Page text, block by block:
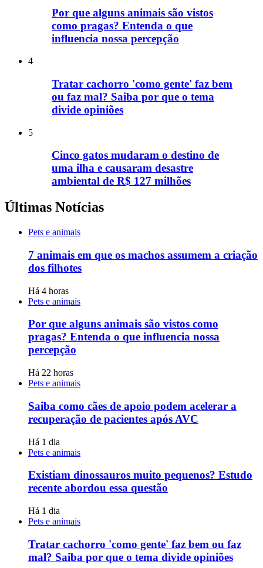
Por que alguns animais são vistos
como pragas? Entenda o que
influencia nossa percepção
4
Tratar cachorro 'como gente' faz bem
ou faz mal? Saiba por que o tema
divide opiniões
5
Cinco gatos mudaram o destino de
uma ilha e causaram desastre
ambiental de R$ 127 milhões
Últimas Notícias
Pets e animais
7 animais em que os machos assumem a criação
dos filhotes
Há 4 horas
Pets e animais
Por que alguns animais são vistos como
pragas? Entenda o que influencia nossa
percepção
Há 22 horas
Pets e animais
Saiba como cães de apoio podem acelerar a
recuperação de pacientes após AVC
Há 1 dia
Pets e animais
Existiam dinossauros muito pequenos? Estudo
recente abordou essa questão
Há 1 dia
Pets e animais
Tratar cachorro 'como gente' faz bem ou faz
mal? Saiba por que o tema divide opiniões